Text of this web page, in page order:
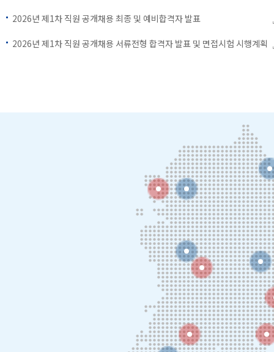
2026년 제1차 직원 공개채용 최종 및 예비합격자 발표
2026년 제1차 직원 공개채용 서류전형 합격자 발표 및 면접시험 시행계획